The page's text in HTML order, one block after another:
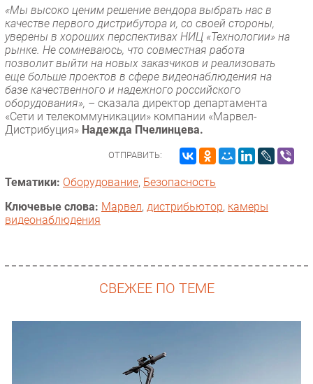
«Мы высоко ценим решение вендора выбрать нас в
качестве первого дистрибутора и, со своей стороны,
уверены в хороших перспективах НИЦ «Технологии» на
рынке. Не сомневаюсь, что совместная работа
позволит выйти на новых заказчиков и реализовать
еще больше проектов в сфере видеонаблюдения на
базе качественного и надежного российского
оборудования», – сказала директор департамента
«Сети и телекоммуникации» компании «Марвел-
Дистрибуция» Надежда Пчелинцева.
ОТПРАВИТЬ:
Тематики: Оборудование, Безопасность
Ключевые слова: Марвел, дистрибьютор, камеры
видеонаблюдения
СВЕЖЕЕ ПО ТЕМЕ